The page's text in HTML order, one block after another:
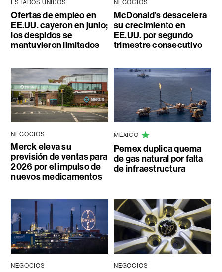
ESTADOS UNIDOS
Ofertas de empleo en
EE.UU. cayeron en junio;
los despidos se
mantuvieron limitados
NEGOCIOS
McDonald’s desacelera
su crecimiento en
EE.UU. por segundo
trimestre consecutivo
NEGOCIOS
Merck eleva su
previsión de ventas para
2026 por el impulso de
nuevos medicamentos
MÉXICO
Pemex duplica quema
de gas natural por falta
de infraestructura
NEGOCIOS NEGOCIOS